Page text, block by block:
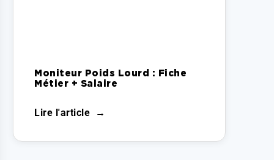
Moniteur Poids Lourd : Fiche
Métier + Salaire
Lire l'article